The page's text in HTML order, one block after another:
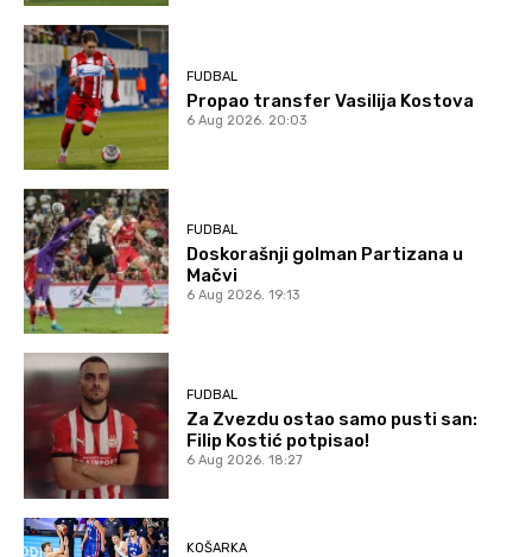
FUDBAL
Propao transfer Vasilija Kostova
6 Aug 2026. 20:03
FUDBAL
Doskorašnji golman Partizana u
Mačvi
6 Aug 2026. 19:13
FUDBAL
Za Zvezdu ostao samo pusti san:
Filip Kostić potpisao!
6 Aug 2026. 18:27
KOŠARKA